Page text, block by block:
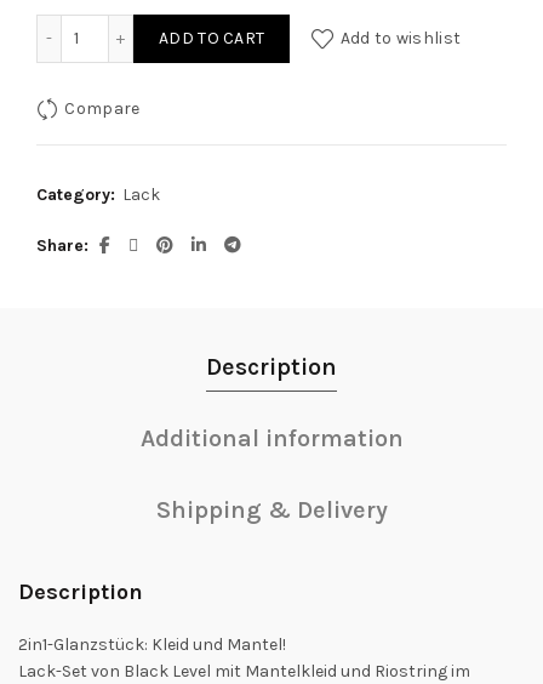
ADD TO CART Add to wishlist
Compare
Category: Lack
Share
Description
Additional information
Shipping & Delivery
Description
2in1-Glanzstück: Kleid und Mantel!
Lack-Set von Black Level mit Mantelkleid und Riostring im